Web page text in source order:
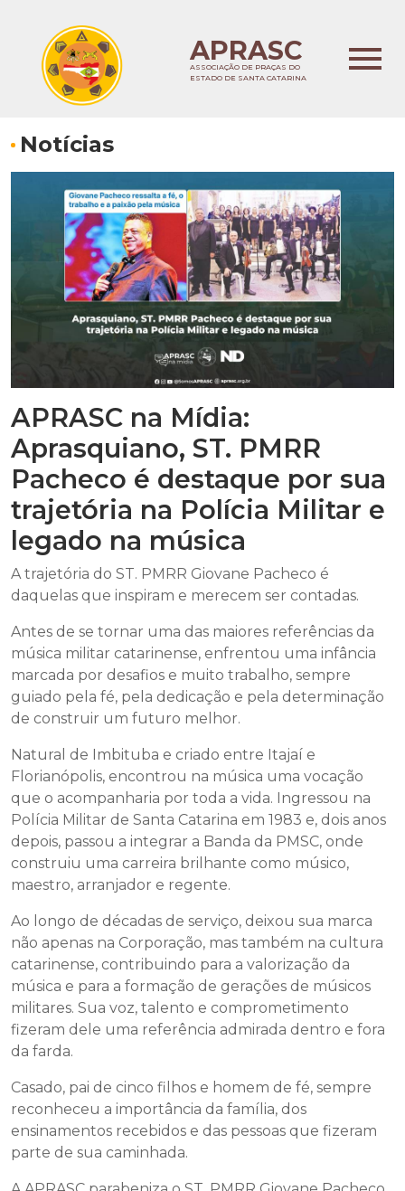
APRASC
ASSOCIAÇÃO DE PRAÇAS DO
ESTADO DE SANTA CATARINA
Notícias
APRASC na Mídia:
Aprasquiano, ST. PMRR
Pacheco é destaque por sua
trajetória na Polícia Militar e
legado na música
A trajetória do ST. PMRR Giovane Pacheco é
daquelas que inspiram e merecem ser contadas.
Antes de se tornar uma das maiores referências da
música militar catarinense, enfrentou uma infância
marcada por desafios e muito trabalho, sempre
guiado pela fé, pela dedicação e pela determinação
de construir um futuro melhor.
Natural de Imbituba e criado entre Itajaí e
Florianópolis, encontrou na música uma vocação
que o acompanharia por toda a vida. Ingressou na
Polícia Militar de Santa Catarina em 1983 e, dois anos
depois, passou a integrar a Banda da PMSC, onde
construiu uma carreira brilhante como músico,
maestro, arranjador e regente.
Ao longo de décadas de serviço, deixou sua marca
não apenas na Corporação, mas também na cultura
catarinense, contribuindo para a valorização da
música e para a formação de gerações de músicos
militares. Sua voz, talento e comprometimento
fizeram dele uma referência admirada dentro e fora
da farda.
Casado, pai de cinco filhos e homem de fé, sempre
reconheceu a importância da família, dos
ensinamentos recebidos e das pessoas que fizeram
parte de sua caminhada.